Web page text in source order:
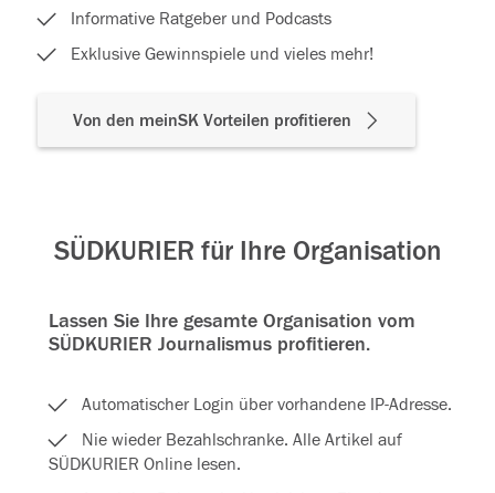
Informative Ratgeber und Podcasts
Exklusive Gewinnspiele und vieles mehr!
Von den meinSK Vorteilen profitieren
SÜDKURIER für Ihre Organisation
Lassen Sie Ihre gesamte Organisation vom
SÜDKURIER Journalismus profitieren.
Automatischer Login über vorhandene IP-Adresse.
Nie wieder Bezahlschranke. Alle Artikel auf
SÜDKURIER Online lesen.